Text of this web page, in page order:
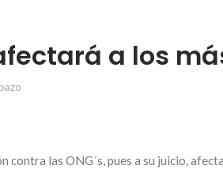
a los
las ONG´s, pues a su juicio,